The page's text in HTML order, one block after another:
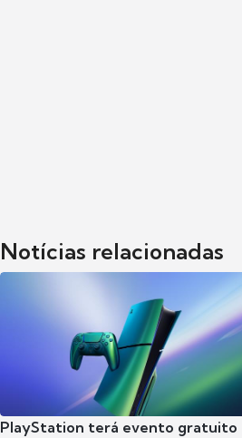
Notícias relacionadas
PlayStation terá evento gratuito